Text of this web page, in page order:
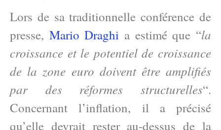
Lors de sa traditionnelle conférence de
presse, Mario Draghi a estimé que “la
croissance et le potentiel de croissance
de la zone euro doivent être amplifiés
par des réformes structurelles“.
Concernant l’inflation, il a précisé
qu’elle devrait rester au-dessus de la